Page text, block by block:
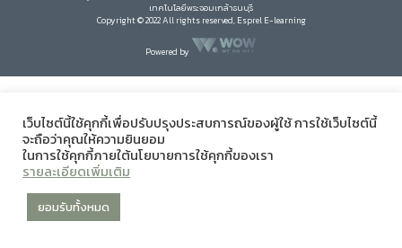
เทคโนโลยีพระจอมเกล้าธนบุรี
Copyright © 2022 All rights reserved, Esprel E-learning
Powered by
เว็บไซต์นี้ใช้คุกกี้เพื่อปรับปรุงประสบการณ์ของผู้ใช้ การใช้เว็บไซต์นี้
จะถือว่าคุณให้ความยินยอม
ในการใช้คุกกี้ภายใต้นโยบายการใช้คุกกี้ของเรา
รายละเอียดเพิ่มเติม
ยอมรับทั้งหมด